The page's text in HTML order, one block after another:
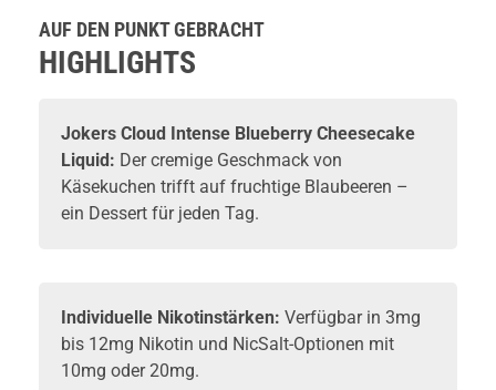
AUF DEN PUNKT GEBRACHT
HIGHLIGHTS
Jokers Cloud Intense Blueberry Cheesecake
Liquid: Der cremige Geschmack von
Käsekuchen trifft auf fruchtige Blaubeeren –
ein Dessert für jeden Tag.
Individuelle Nikotinstärken: Verfügbar in 3mg
bis 12mg Nikotin und NicSalt-Optionen mit
10mg oder 20mg.